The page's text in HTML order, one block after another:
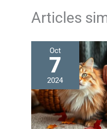
Articles
Oct
7
2024